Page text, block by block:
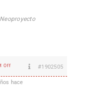
Off #1902505
hace